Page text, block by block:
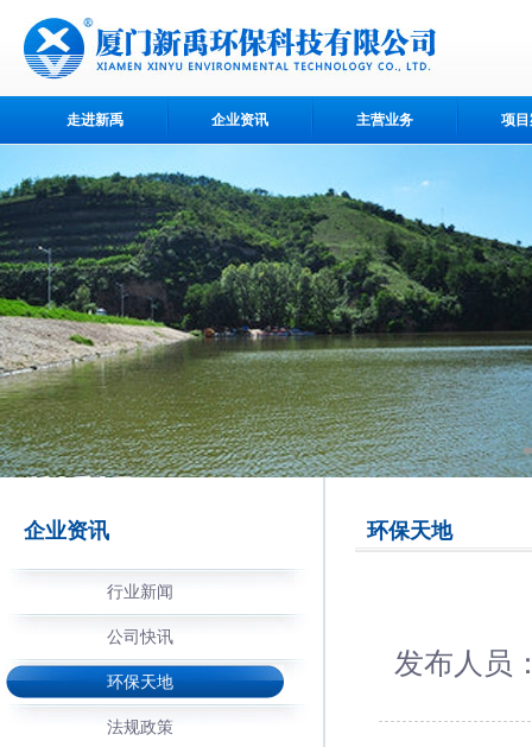
走进新禹 企业资讯 主营业务 项
企业资讯
行业新闻
公司快讯
环保天地
法规政策
环保天地
发布人员